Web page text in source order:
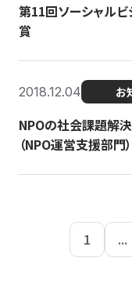
第11回ソーシャル
賞
2018.12.04 お
NPOの社会課題解
（NPO運営支援部門
1 ...